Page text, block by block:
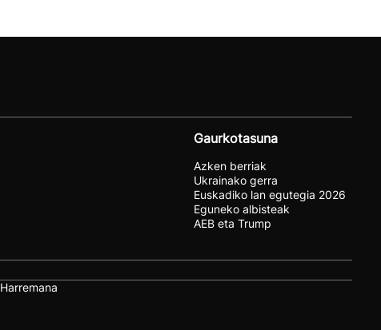
Gaurkotasuna
Azken berriak
Ukrainako gerra
Euskadiko lan egutegia 2026
Eguneko albisteak
AEB eta Trump
Harremana